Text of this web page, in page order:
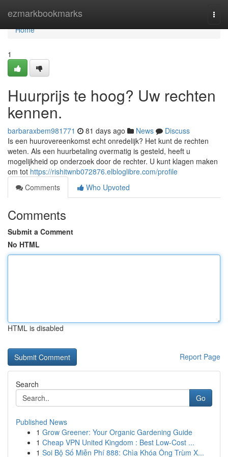
ezmarkbookmarks
Home
Home
1
Huurprijs te hoog? Uw rechten
kennen.
barbaraxbem981771 81 days ago News
Discuss
Is een huurovereenkomst echt onredelijk? Het kunt de rechten
weten. Als een huurbetaling overmatig is gesteld, heeft u
mogelijkheid op onderzoek door de rechter. U kunt klagen maken
om tot https://rishitwnb072876.elbloglibre.com/profile
Comments
Who Upvoted
Comments
Submit a Comment
No HTML
HTML is disabled
Report Page
Search
Go
Published News
1 Grow Greener: Your Organic Gardening Guide
1 Cheap VPN United Kingdom : Best Low-Cost ...
1 Soi Bộ Số Miễn Phí 888: Chìa Khóa Ông Trùm X...